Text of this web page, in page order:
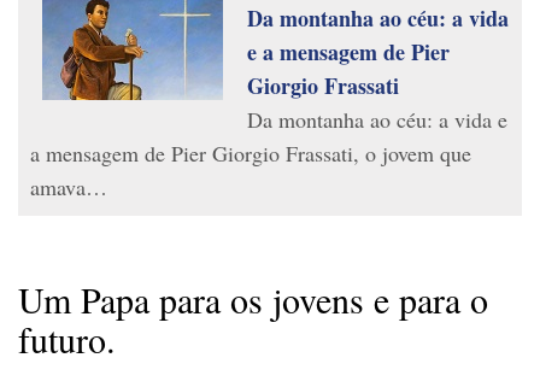
Da montanha ao céu: a vida
e a mensagem de Pier
Giorgio Frassati
Da montanha ao céu: a vida e
a mensagem de Pier Giorgio Frassati, o jovem que
amava…
Um Papa para os jovens e para o
futuro.